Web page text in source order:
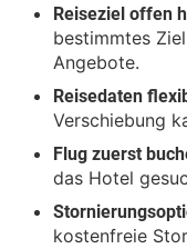
Reiseziel offen
bestimmtes
Angebote.
Reisedaten
Verschiebung
Flug zuerst
das Hotel
kostenfreie